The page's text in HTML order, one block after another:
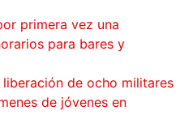
primera vez una
para bares y
liberación de ocho militares
de jóvenes en